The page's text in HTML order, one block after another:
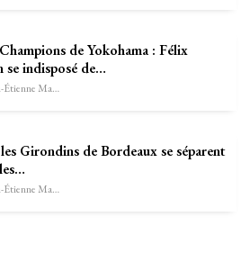
de Yokohama : Félix
se indisposé de…
Sébastien-Étienne Marechal
Girondins de Bordeaux se séparent
Sébastien-Étienne Marechal